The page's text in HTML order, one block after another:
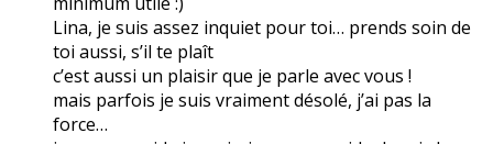
Lina, je suis assez inquiet pour toi… prends soin de
toi aussi, s’il te plaît
c’est aussi un plaisir que je parle avec vous !
mais parfois je suis vraiment désolé, j’ai pas la
force…